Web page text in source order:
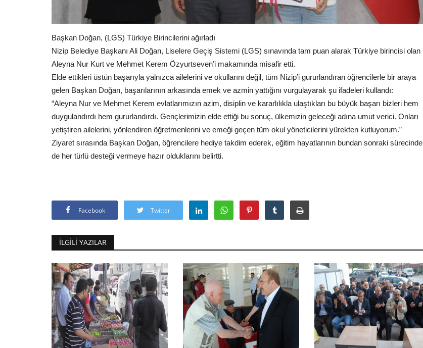
Başkan Doğan, (LGS) Türkiye Birincilerini ağırladı
Nizip Belediye Başkanı Ali Doğan, Liselere Geçiş Sistemi (LGS) sınavında tam puan alarak Türkiye birincisi olan
Aleyna Nur Kurt ve Mehmet Kerem Özyurtseven’i makamında misafir etti.
Elde ettikleri üstün başarıyla yalnızca ailelerini ve okullarını değil, tüm Nizip’i gururlandıran öğrencilerle bir araya
gelen Başkan Doğan, başarılarının arkasında emek ve azmin yattığını vurgulayarak şu ifadeleri kullandı:
“Aleyna Nur ve Mehmet Kerem evlatlarımızın azim, disiplin ve kararlılıkla ulaştıkları bu büyük başarı bizleri hem
duygulandırdı hem gururlandırdı. Gençlerimizin elde ettiği bu sonuç, ülkemizin geleceği adına umut verici. Onları
yetiştiren ailelerini, yönlendiren öğretmenlerini ve emeği geçen tüm okul yöneticilerini yürekten kutluyorum.”
Ziyaret sırasında Başkan Doğan, öğrencilere hediye takdim ederek, eğitim hayatlarının bundan sonraki sürecinde
de her türlü desteği vermeye hazır olduklarını belirtti.
Facebook Twitter
İLGILI YAZILAR
BAYRAM ŞEKERLERİ
MİLLETVEKİLİ MEHMET
İHH GENEL BAŞKANI YILDIRIM